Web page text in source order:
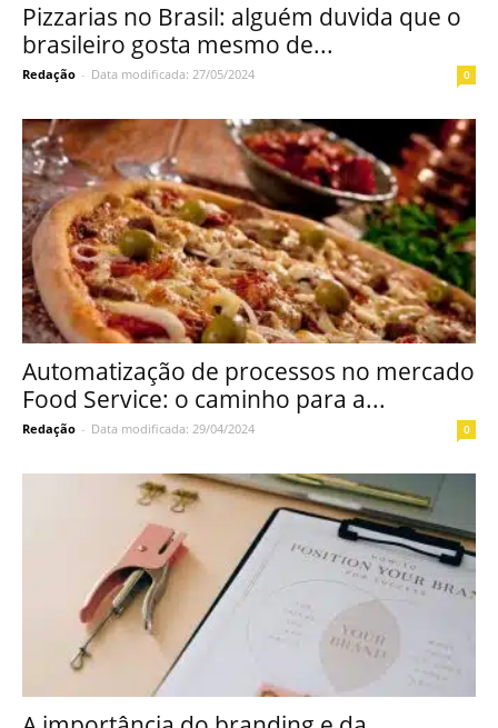
Pizzarias no Brasil: alguém duvida que o
brasileiro gosta mesmo de...
Redação - Data modificada: 27/05/2024 0
Automatização de processos no mercado
Food Service: o caminho para a...
Redação - Data modificada: 29/04/2024 0